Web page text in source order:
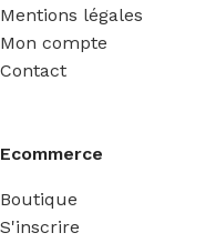
Mentions légales
Mon compte
Contact
Ecommerce
Boutique
S'inscrire